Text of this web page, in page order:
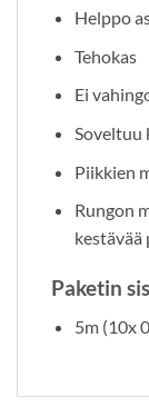
Helppo
Tehokas
Ei
Soveltuu
Piikkien
Rungon
Paketin
5m (10x